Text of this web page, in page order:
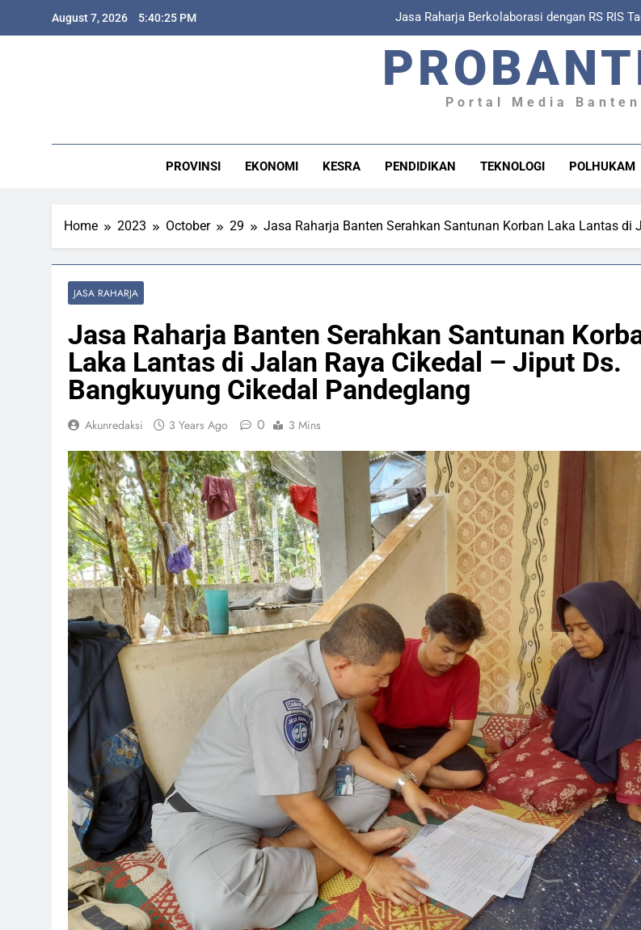
August 7, 2026 5:40:26 PM
Jasa Raharja Perkuat Sinergi dengan RS RIS
Jasa Raharja Tangerang Pastikan Korban
Tingkatkan Keamanan dan Keselamatan
Jasa Raharja Perkuat Sinergi dengan RS RIS
dalam
Portal Media Banten
PROVINSI EKONOMI KESRA PENDIDIKAN TEKNOLOGI POLHUKAM
Home 2023 October 29 Jasa Raharja Banten Serahkan Santunan Korban Laka Lantas
JASA RAHARJA
Jasa Raharja Banten Serahkan Santunan
Laka Lantas di Jalan Raya Cikedal – Jiput Ds.
Bangkuyung Cikedal Pandeglang
Akunredaksi 3 Years Ago 0 3 Mins